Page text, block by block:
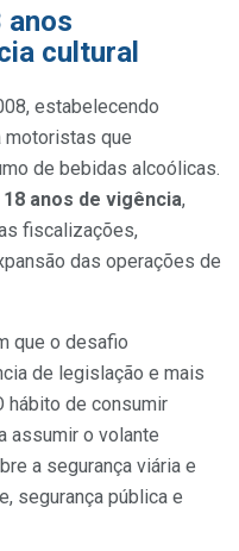
anos
cultural
estabelecendo
motoristas que
de bebidas alcoólicas.
18 anos de vigência,
fiscalizações,
das operações de
que o desafio
de legislação e mais
hábito de consumir
assumir o volante
a segurança viária e
segurança pública e